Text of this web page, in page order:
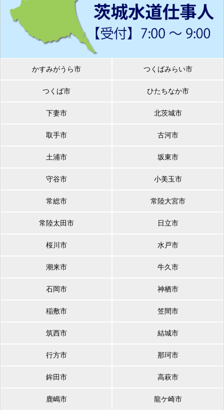
かすみがうら市 つくばみらい市
つくば市 ひたちなか市
下妻市 北茨城市
取手市 古河市
土浦市 坂東市
守谷市 小美玉市
常総市 常陸大宮市
常陸太田市 日立市
桜川市 水戸市
潮来市 牛久市
石岡市 神栖市
稲敷市 笠間市
筑西市 結城市
行方市 那珂市
鉾田市 高萩市
鹿嶋市 龍ケ崎市